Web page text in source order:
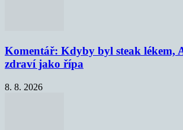
Komentář: Kdyby byl steak lékem,
zdraví jako řípa
8. 8. 2026